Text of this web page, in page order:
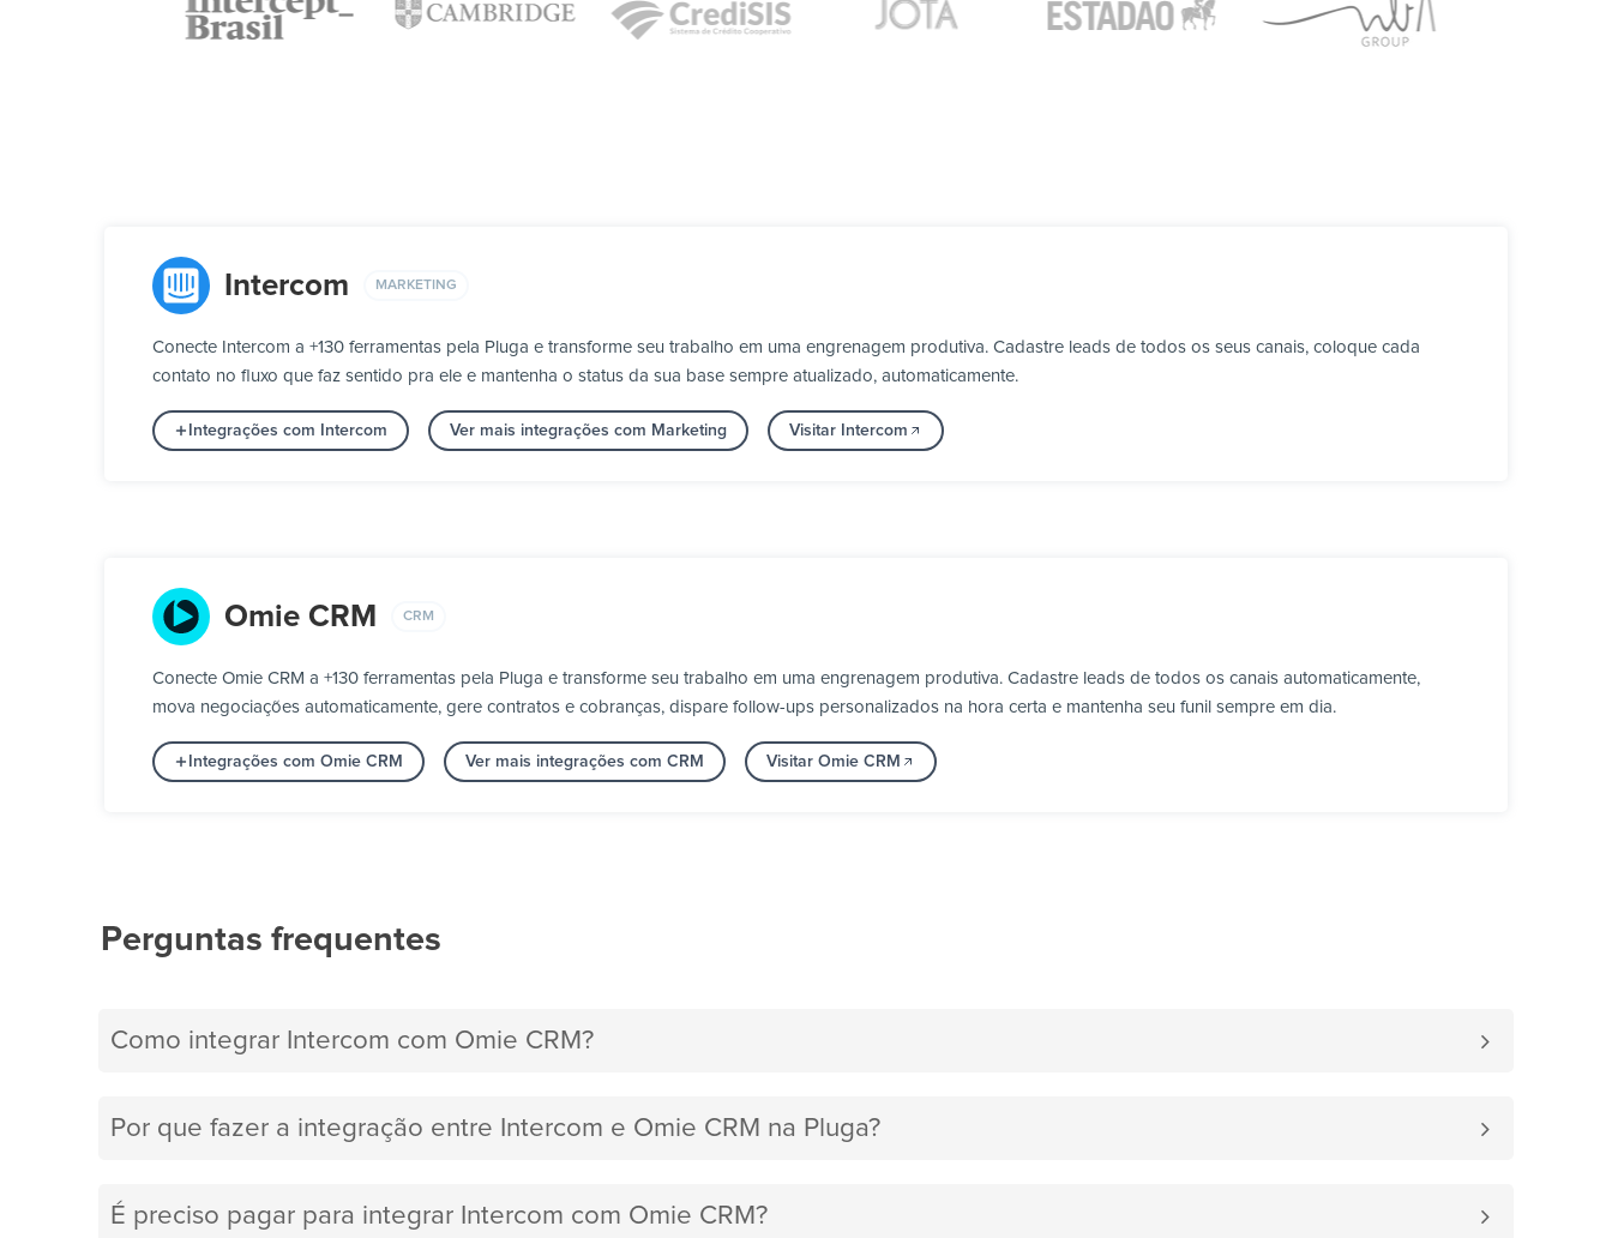
Intercom MARKETING
Conecte Intercom a +130 ferramentas pela Pluga e transforme seu trabalho em uma engrenagem produtiva. Cadastre leads de todos os seus canais, coloque cada
contato no fluxo que faz sentido pra ele e mantenha o status da sua base sempre atualizado, automaticamente.
Integrações com Intercom Ver mais integrações com Marketing Visitar Intercom
Omie CRM CRM
Conecte Omie CRM a +130 ferramentas pela Pluga e transforme seu trabalho em uma engrenagem produtiva. Cadastre leads de todos os canais automaticamente,
mova negociações automaticamente, gere contratos e cobranças, dispare follow-ups personalizados na hora certa e mantenha seu funil sempre em dia.
Integrações com Omie CRM Ver mais integrações com CRM Visitar Omie CRM
Perguntas frequentes
Como integrar Intercom com Omie CRM?
Por que fazer a integração entre Intercom e Omie CRM na Pluga?
É preciso pagar para integrar Intercom com Omie CRM?